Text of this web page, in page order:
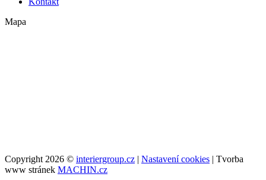
Mapa
Copyright 2026 © interiergroup.cz | Nastavení cookies | Tvorba
www stránek MACHIN.cz